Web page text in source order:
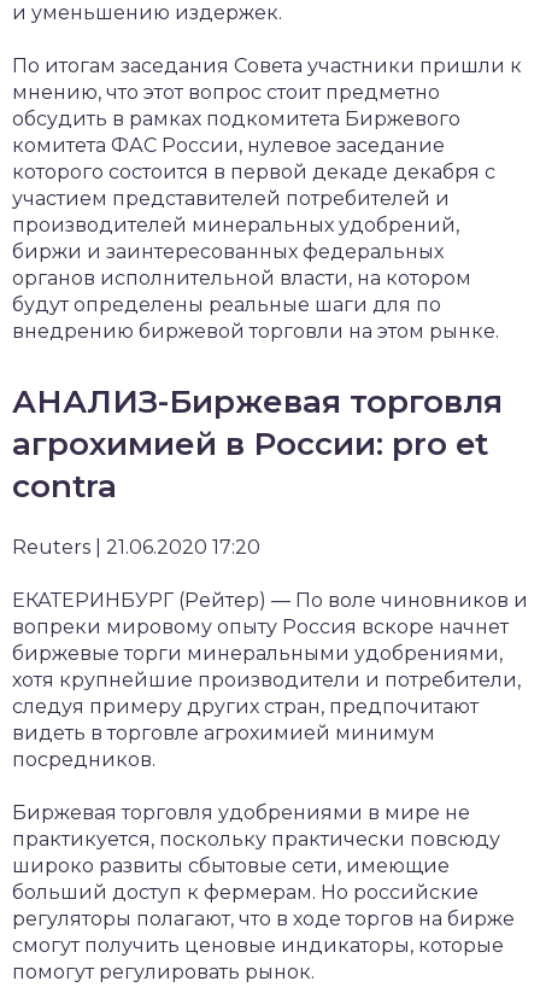
и уменьшению издержек.
По итогам заседания Совета участники пришли к
мнению, что этот вопрос стоит предметно
обсудить в рамках подкомитета Биржевого
комитета ФАС России, нулевое заседание
которого состоится в первой декаде декабря с
участием представителей потребителей и
производителей минеральных удобрений,
биржи и заинтересованных федеральных
органов исполнительной власти, на котором
будут определены реальные шаги для по
внедрению биржевой торговли на этом рынке.
АНАЛИЗ-Биржевая торговля
агрохимией в России: pro et
contra
Reuters | 21.06.2020 17:20
ЕКАТЕРИНБУРГ (Рейтер) — По воле чиновников и
вопреки мировому опыту Россия вскоре начнет
биржевые торги минеральными удобрениями,
хотя крупнейшие производители и потребители,
следуя примеру других стран, предпочитают
видеть в торговле агрохимией минимум
посредников.
Биржевая торговля удобрениями в мире не
практикуется, поскольку практически повсюду
широко развиты сбытовые сети, имеющие
больший доступ к фермерам. Но российские
регуляторы полагают, что в ходе торгов на бирже
смогут получить ценовые индикаторы, которые
помогут регулировать рынок.